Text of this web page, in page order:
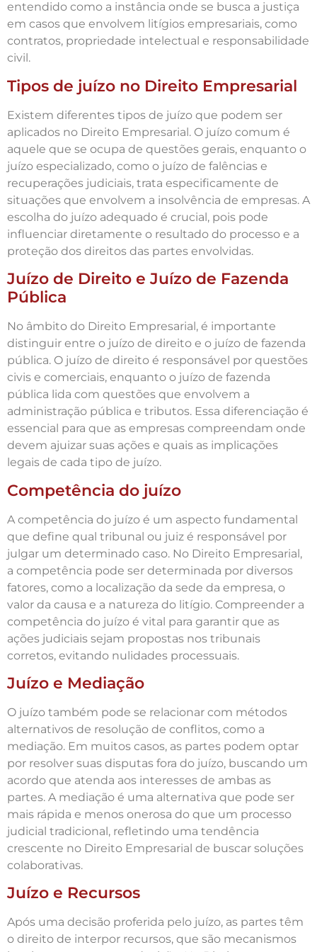
entendido como a instância onde se busca a justiça
em casos que envolvem litígios empresariais, como
contratos, propriedade intelectual e responsabilidade
civil.
Tipos de juízo no Direito Empresarial
Existem diferentes tipos de juízo que podem ser
aplicados no Direito Empresarial. O juízo comum é
aquele que se ocupa de questões gerais, enquanto o
juízo especializado, como o juízo de falências e
recuperações judiciais, trata especificamente de
situações que envolvem a insolvência de empresas. A
escolha do juízo adequado é crucial, pois pode
influenciar diretamente o resultado do processo e a
proteção dos direitos das partes envolvidas.
Juízo de Direito e Juízo de Fazenda
Pública
No âmbito do Direito Empresarial, é importante
distinguir entre o juízo de direito e o juízo de fazenda
pública. O juízo de direito é responsável por questões
civis e comerciais, enquanto o juízo de fazenda
pública lida com questões que envolvem a
administração pública e tributos. Essa diferenciação é
essencial para que as empresas compreendam onde
devem ajuizar suas ações e quais as implicações
legais de cada tipo de juízo.
Competência do juízo
A competência do juízo é um aspecto fundamental
que define qual tribunal ou juiz é responsável por
julgar um determinado caso. No Direito Empresarial,
a competência pode ser determinada por diversos
fatores, como a localização da sede da empresa, o
valor da causa e a natureza do litígio. Compreender a
competência do juízo é vital para garantir que as
ações judiciais sejam propostas nos tribunais
corretos, evitando nulidades processuais.
Juízo e Mediação
O juízo também pode se relacionar com métodos
alternativos de resolução de conflitos, como a
mediação. Em muitos casos, as partes podem optar
por resolver suas disputas fora do juízo, buscando um
acordo que atenda aos interesses de ambas as
partes. A mediação é uma alternativa que pode ser
mais rápida e menos onerosa do que um processo
judicial tradicional, refletindo uma tendência
crescente no Direito Empresarial de buscar soluções
colaborativas.
Juízo e Recursos
Após uma decisão proferida pelo juízo, as partes têm
o direito de interpor recursos, que são mecanismos